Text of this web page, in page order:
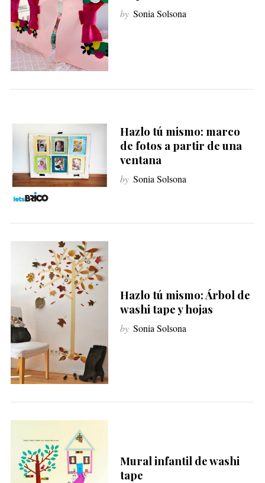
by Sonia Solsona
Hazlo tú mismo: marco
de fotos a partir de una
ventana
by Sonia Solsona
Hazlo tú mismo: Árbol de
washi tape y hojas
by Sonia Solsona
Mural infantil de washi
tape
a
c
r
: